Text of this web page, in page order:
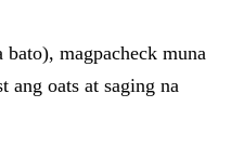
bato), magpacheck muna
ang oats at saging na